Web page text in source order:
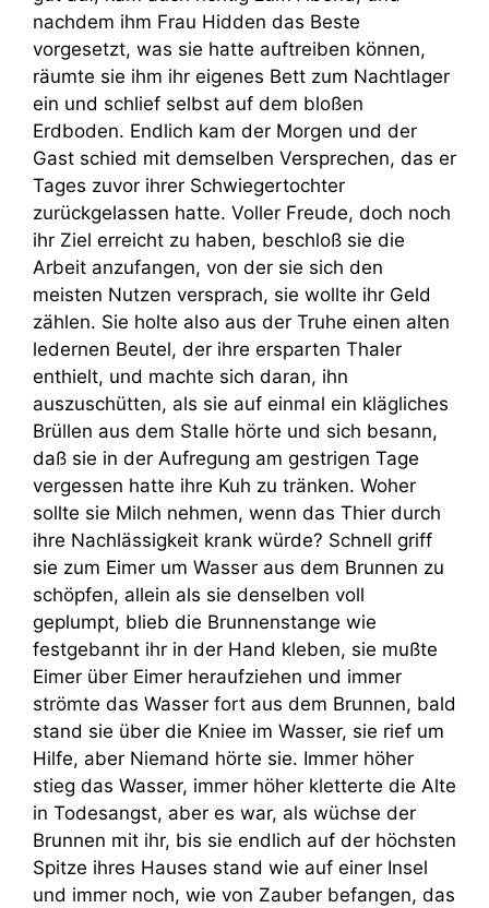
nachdem ihm Frau Hidden das Beste
vorgesetzt, was sie hatte auftreiben können,
räumte sie ihm ihr eigenes Bett zum Nachtlager
ein und schlief selbst auf dem bloßen
Erdboden. Endlich kam der Morgen und der
Gast schied mit demselben Versprechen, das er
Tages zuvor ihrer Schwiegertochter
zurückgelassen hatte. Voller Freude, doch noch
ihr Ziel erreicht zu haben, beschloß sie die
Arbeit anzufangen, von der sie sich den
meisten Nutzen versprach, sie wollte ihr Geld
zählen. Sie holte also aus der Truhe einen alten
ledernen Beutel, der ihre ersparten Thaler
enthielt, und machte sich daran, ihn
auszuschütten, als sie auf einmal ein klägliches
Brüllen aus dem Stalle hörte und sich besann,
daß sie in der Aufregung am gestrigen Tage
vergessen hatte ihre Kuh zu tränken. Woher
sollte sie Milch nehmen, wenn das Thier durch
ihre Nachlässigkeit krank würde? Schnell griff
sie zum Eimer um Wasser aus dem Brunnen zu
schöpfen, allein als sie denselben voll
geplumpt, blieb die Brunnenstange wie
festgebannt ihr in der Hand kleben, sie mußte
Eimer über Eimer heraufziehen und immer
strömte das Wasser fort aus dem Brunnen, bald
stand sie über die Kniee im Wasser, sie rief um
Hilfe, aber Niemand hörte sie. Immer höher
stieg das Wasser, immer höher kletterte die Alte
in Todesangst, aber es war, als wüchse der
Brunnen mit ihr, bis sie endlich auf der höchsten
Spitze ihres Hauses stand wie auf einer Insel
und immer noch, wie von Zauber befangen, das